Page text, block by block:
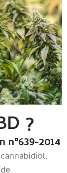
?
2014